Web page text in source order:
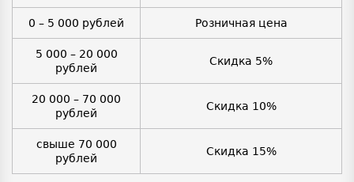
0 – 5 000 рублей Розничная цена
5 000 – 20 000
рублей
Скидка 5%
20 000 – 70 000
рублей
Скидка 10%
свыше 70 000
рублей
Скидка 15%